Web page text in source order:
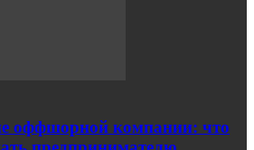
оффшорной компании: что